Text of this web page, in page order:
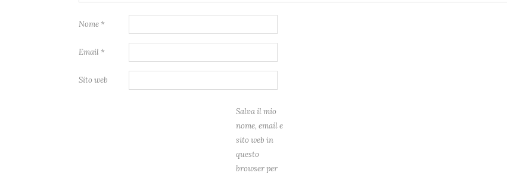
Nome *
Email *
Sito web
Salva il mio
nome, email e
sito web in
questo
browser per